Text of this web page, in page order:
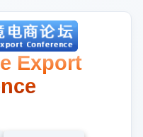
Export